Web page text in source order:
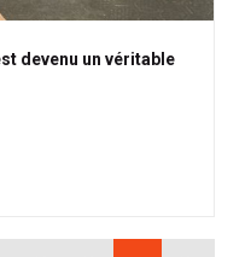
devenu un véritable